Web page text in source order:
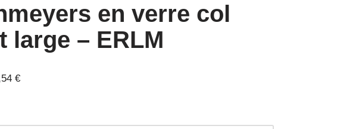
en verre col
large – ERLM
€